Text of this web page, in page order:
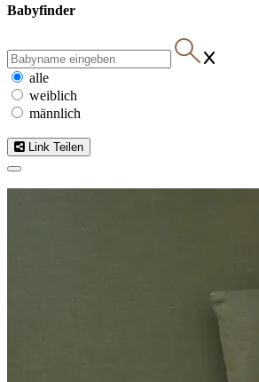
Babyfinder
alle
weiblich
männlich
Link Teilen